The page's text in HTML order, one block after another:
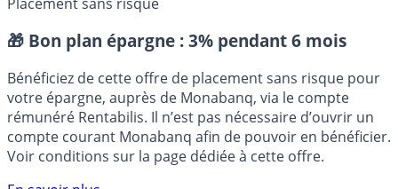
Helios
Placement sans risque
🎁 Bon plan épargne : 3% pendant 6 mois
Bénéficiez de cette offre de placement sans risque pour
votre épargne, auprès de Monabanq, via le compte
rémunéré Rentabilis. Il n’est pas nécessaire d’ouvrir un